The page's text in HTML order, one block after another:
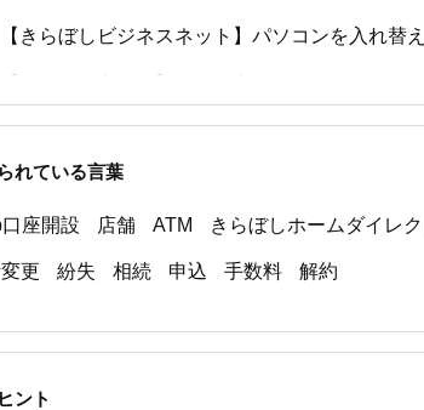
【きらぼしビジネスネット】パソコンを入れ替
【きらぼしホームダイレクト】きらぼしホーム
トフォンの機種変更
【きらぼしホームダイレクト】ワンタイムパス
れている言葉
座開設 店舗 ATM きらぼしホームダイレク
更 紛失 相続 申込 手数料 解約
ント